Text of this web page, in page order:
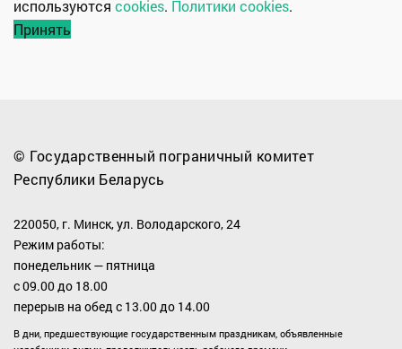
используются cookies. Политики cookies.
Принять
© Государственный пограничный комитет
Республики Беларусь
220050, г. Минск, ул. Володарского, 24
Режим работы:
понедельник — пятница
с 09.00 до 18.00
перерыв на обед с 13.00 до 14.00
В дни, предшествующие государственным праздникам, объявленные